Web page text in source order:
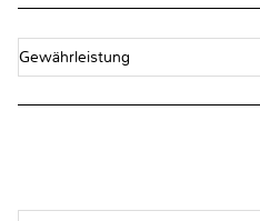
Gewährleistung